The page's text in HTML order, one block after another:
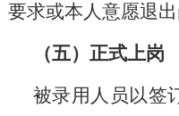
要求或本人意愿退
（五）正式上岗
被录用人员以签